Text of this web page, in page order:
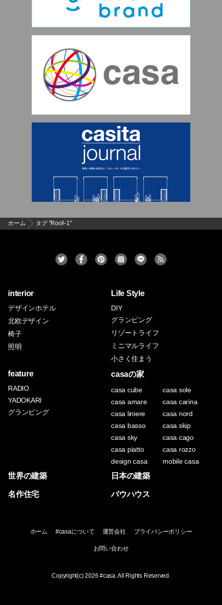
ホーム タグ "Roof–1"
interior
デザインホテル
北欧デザイン
椅子
照明
Life Style
DIY
グランピング
リゾートライフ
ミニマルライフ
小さく住まう
feature
RADIO
YADOKARI
グランピング
casaの家
casa cube
casa sole
casa amare
casa carina
casa liniere
casa nord
casa basso
casa skip
casa sky
casa cago
casa piatto
casa rozzo
design casa
mobile casa
世界の建築 日本の建築
名作住宅 バウハウス
ホーム #casaについて 運営会社 プライバシーポリシー
お問い合わせ
Copyright(c) 2026#casa. All Rights Reserved.